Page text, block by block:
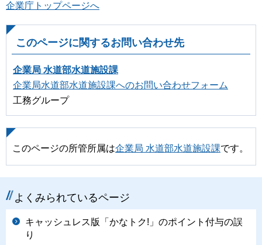
企業庁トップページへ
このページに関するお問い合わせ先
企業局 水道部水道施設課
企業局水道部水道施設課へのお問い合わせフォーム
工務グループ
このページの所管所属は企業局 水道部水道施設課です。
よくみられているページ
キャッシュレス版「かなトク!」のポイント付与の誤
り